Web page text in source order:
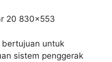
bertujuan untuk
sistem penggerak